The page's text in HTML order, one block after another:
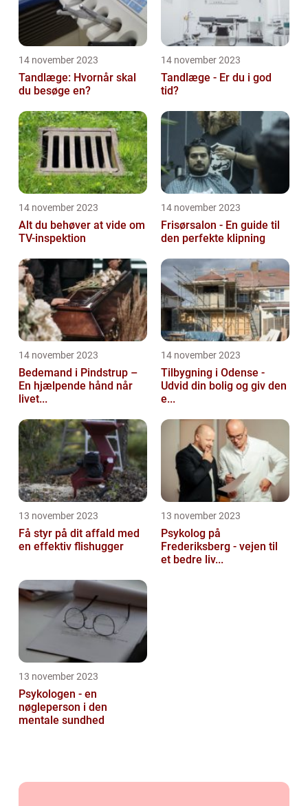
14 november 2023
Tandlæge: Hvornår skal
du besøge en?
14 november 2023
Tandlæge - Er du i god
tid?
14 november 2023
Alt du behøver at vide om
TV-inspektion
14 november 2023
Frisørsalon - En guide til
den perfekte klipning
14 november 2023
Bedemand i Pindstrup –
En hjælpende hånd når
livet...
14 november 2023
Tilbygning i Odense -
Udvid din bolig og giv den
e...
13 november 2023
Få styr på dit affald med
en effektiv flishugger
13 november 2023
Psykolog på
Frederiksberg - vejen til
et bedre liv...
13 november 2023
Psykologen - en
nøgleperson i den
mentale sundhed